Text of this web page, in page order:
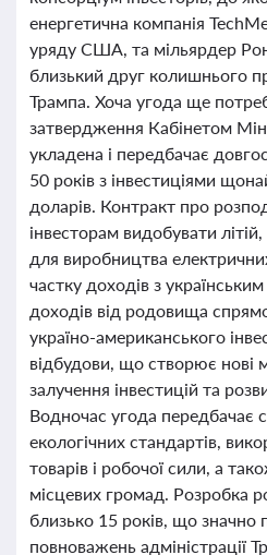
енергетична компанія
уряду США, та мільярдер
близький друг колишнього
Трампа. Хоча угода ще
затвердження Кабінетом
укладена і передбачає
50 років з інвестиціями
доларів. Контракт про
інвесторам видобувати
для виробництва
частку доходів з
доходів від родовища
україно-американського
відбудови, що створює нові
залучення інвестицій та
Водночас угода передбачає
екологічних стандартів,
товарів і робочої сили, а
місцевих громад. Розробка
близько 15 років, що значно
повноважень адміністрації